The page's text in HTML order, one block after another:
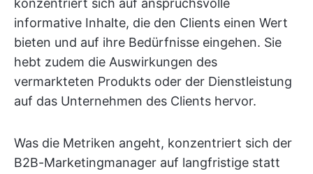
konzentriert sich auf anspruchsvolle
informative Inhalte, die den Clients einen Wert
bieten und auf ihre Bedürfnisse eingehen. Sie
hebt zudem die Auswirkungen des
vermarkteten Produkts oder der Dienstleistung
auf das Unternehmen des Clients hervor.
Was die Metriken angeht, konzentriert sich der
B2B-Marketingmanager auf langfristige statt